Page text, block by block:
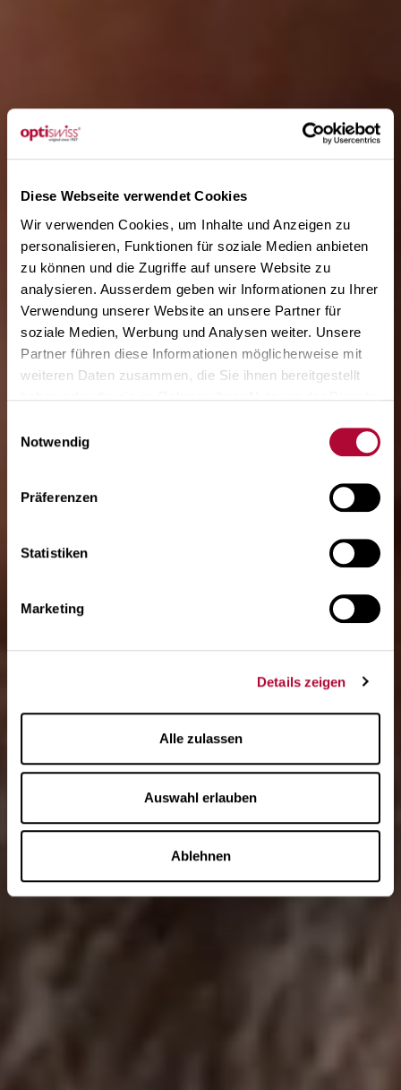
Diese Webseite verwendet Cookies
Wir verwenden Cookies, um Inhalte und Anzeigen zu
personalisieren, Funktionen für soziale Medien anbieten
zu können und die Zugriffe auf unsere Website zu
analysieren. Ausserdem geben wir Informationen zu Ihrer
Verwendung unserer Website an unsere Partner für
soziale Medien, Werbung und Analysen weiter. Unsere
Partner führen diese Informationen möglicherweise mit
weiteren Daten zusammen, die Sie ihnen bereitgestellt
Daten und Ihre Rechte zu erfahren
Notwendig
Präferenzen
Statistiken
Marketing
Details zeigen
Alle zulassen
Auswahl erlauben
Ablehnen
Swiss Excellence